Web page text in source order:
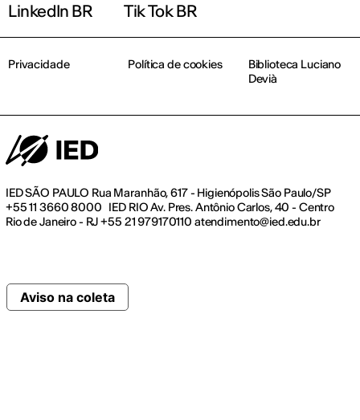
LinkedIn BR
Tik Tok BR
IED SÃO PAULO Rua Maranhão, 617 - Higienópolis São Paulo/SP
+55 11 3660 8000 IED RIO Av. Pres. Antônio Carlos, 40 - Centro
Rio de Janeiro - RJ +55 21 979170110 atendimento@ied.edu.br
Privacidade Política de cookies
Biblioteca Luciano
Devià
Aviso na coleta